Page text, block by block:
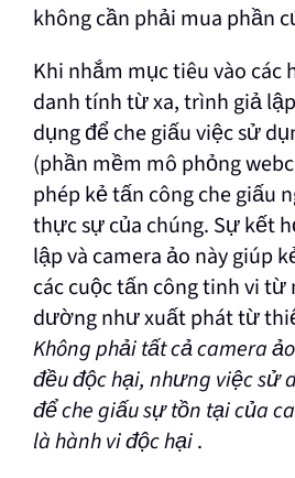
không cần phải mua phần
Khi nhắm mục tiêu vào các
danh tính từ xa, trình giả
dụng để che giấu việc sử
(phần mềm mô phỏng
phép kẻ tấn công che giấu
thực sự của chúng. Sự kết
lập và camera ảo này giúp
các cuộc tấn công tinh vi
dường như xuất phát từ
Không phải tất cả camera
đều độc hại, nhưng việc sử
để che giấu sự tồn tại của
là hành vi độc hại.